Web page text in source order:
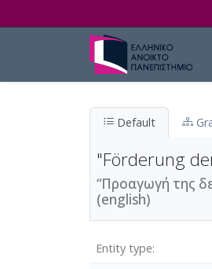
Default
"Förderung
“Προαγωγή της
(english)
Entity type